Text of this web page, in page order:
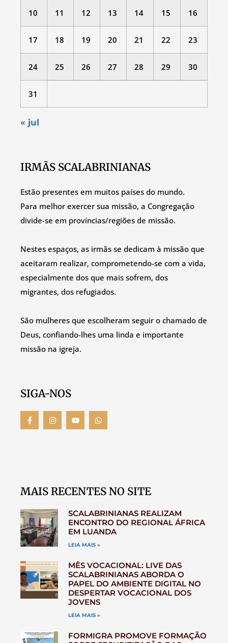
10 11 12 13 14 15 16
17 18 19 20 21 22 23
24 25 26 27 28 29 30
31
« jul
IRMÃS SCALABRINIANAS
Estão presentes em muitos países do mundo.
Para melhor exercer sua missão, a Congregação
divide-se em províncias/regiões de missão.
Nestes espaços, as irmãs se dedicam à missão que
aceitaram realizar, comprometendo-se com a vida,
especialmente dos que mais sofrem, dos
migrantes, dos refugiados.
São mulheres que escolheram seguir o chamado de
Deus, confiando-lhes uma linda e importante
missão na igreja.
SIGA-NOS
MAIS RECENTES NO SITE
SCALABRINIANAS REALIZAM
ENCONTRO DO REGIONAL ÁFRICA
EM LUANDA
LEIA MAIS »
MÊS VOCACIONAL: LIVE DAS
SCALABRINIANAS ABORDA O
PAPEL DO AMBIENTE DIGITAL NO
DESPERTAR VOCACIONAL DOS
JOVENS
LEIA MAIS »
FORMIGRA PROMOVE FORMAÇÃO